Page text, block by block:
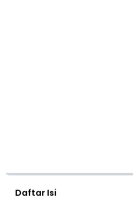
Daftar Isi